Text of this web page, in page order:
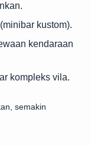
kustom).
kendaraan
kompleks vila.
semakin